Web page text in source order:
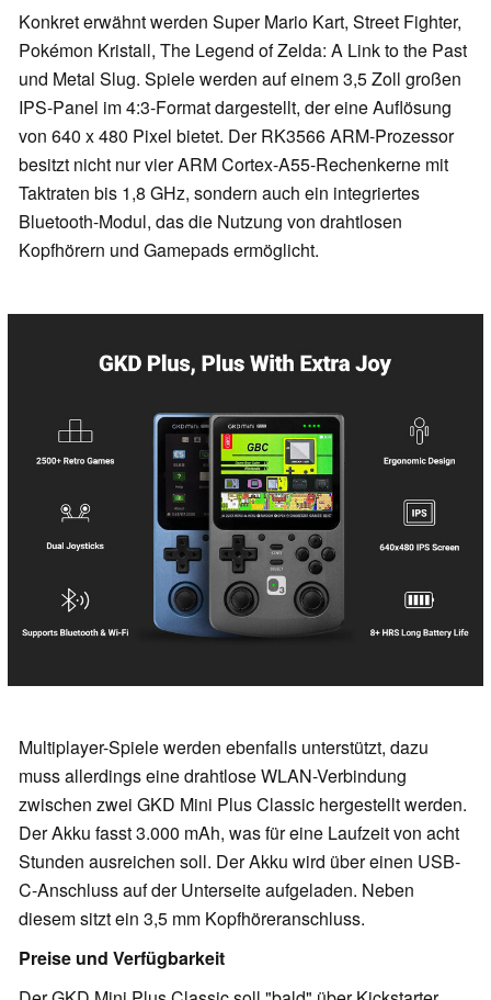
Konkret erwähnt werden Super Mario Kart, Street Fighter,
Pokémon Kristall, The Legend of Zelda: A Link to the Past
und Metal Slug. Spiele werden auf einem 3,5 Zoll großen
IPS-Panel im 4:3-Format dargestellt, der eine Auflösung
von 640 x 480 Pixel bietet. Der RK3566 ARM-Prozessor
besitzt nicht nur vier ARM Cortex-A55-Rechenkerne mit
Taktraten bis 1,8 GHz, sondern auch ein integriertes
Bluetooth-Modul, das die Nutzung von drahtlosen
Kopfhörern und Gamepads ermöglicht.
Multiplayer-Spiele werden ebenfalls unterstützt, dazu
muss allerdings eine drahtlose WLAN-Verbindung
zwischen zwei GKD Mini Plus Classic hergestellt werden.
Der Akku fasst 3.000 mAh, was für eine Laufzeit von acht
Stunden ausreichen soll. Der Akku wird über einen USB-
C-Anschluss auf der Unterseite aufgeladen. Neben
diesem sitzt ein 3,5 mm Kopfhöreranschluss.
Preise und Verfügbarkeit